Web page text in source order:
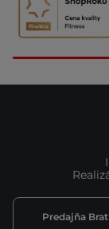
Predajňa